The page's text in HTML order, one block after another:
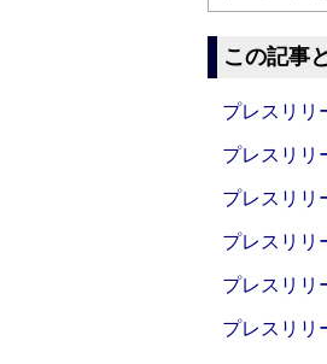
この記事
プレスリ
プレスリ
プレスリ
プレスリ
プレスリ
プレスリ